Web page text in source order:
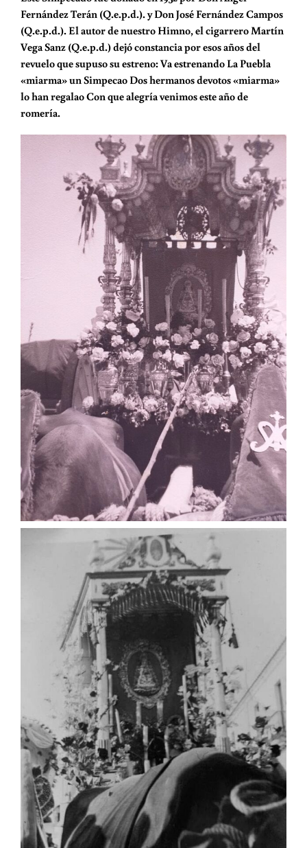
Fernández Terán (Q.e.p.d.). y Don José Fernández Campos
(Q.e.p.d.). El autor de nuestro Himno, el cigarrero Martín
Vega Sanz (Q.e.p.d.) dejó constancia por esos años del
revuelo que supuso su estreno: Va estrenando La Puebla
«miarma» un Simpecao Dos hermanos devotos «miarma»
lo han regalao Con que alegría venimos este año de
romería.